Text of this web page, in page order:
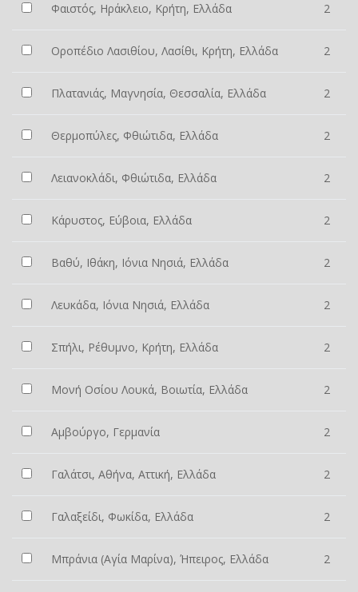
Φαιστός, Ηράκλειο, Κρήτη, Ελλάδα 2
Οροπέδιο Λασιθίου, Λασίθι, Κρήτη, Ελλάδα 2
Πλατανιάς, Μαγνησία, Θεσσαλία, Ελλάδα 2
Θερμοπύλες, Φθιώτιδα, Ελλάδα 2
Λειανοκλάδι, Φθιώτιδα, Ελλάδα 2
Κάρυστος, Εύβοια, Ελλάδα 2
Βαθύ, Ιθάκη, Ιόνια Νησιά, Ελλάδα 2
Λευκάδα, Ιόνια Νησιά, Ελλάδα 2
Σπήλι, Ρέθυμνο, Κρήτη, Ελλάδα 2
Μονή Οσίου Λουκά, Βοιωτία, Ελλάδα 2
Αμβούργο, Γερμανία 2
Γαλάτσι, Αθήνα, Αττική, Ελλάδα 2
Γαλαξείδι, Φωκίδα, Ελλάδα 2
Μπράνια (Αγία Μαρίνα), Ήπειρος, Ελλάδα 2